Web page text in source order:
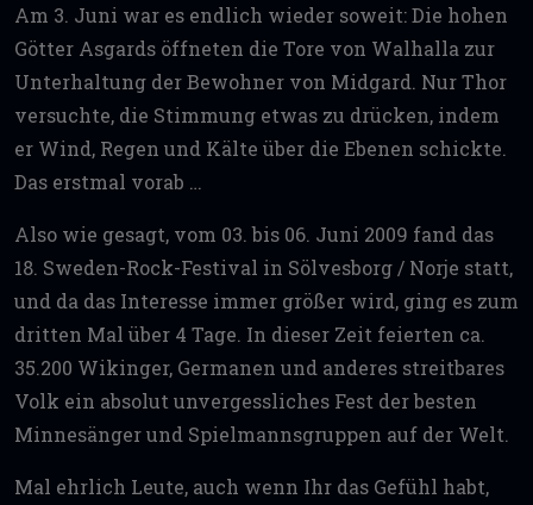
Am 3. Juni war es endlich wieder soweit: Die hohen
Götter Asgards öffneten die Tore von Walhalla zur
Unterhaltung der Bewohner von Midgard. Nur Thor
versuchte, die Stimmung etwas zu drücken, indem
er Wind, Regen und Kälte über die Ebenen schickte.
Das erstmal vorab …
Also wie gesagt, vom 03. bis 06. Juni 2009 fand das
18. Sweden-Rock-Festival in Sölvesborg / Norje statt,
und da das Interesse immer größer wird, ging es zum
dritten Mal über 4 Tage. In dieser Zeit feierten ca.
35.200 Wikinger, Germanen und anderes streitbares
Volk ein absolut unvergessliches Fest der besten
Minnesänger und Spielmannsgruppen auf der Welt.
Mal ehrlich Leute, auch wenn Ihr das Gefühl habt,